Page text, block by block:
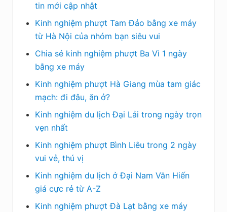
tin mới cập nhật
Kinh nghiệm phượt Tam Đảo bằng xe máy
từ Hà Nội của nhóm bạn siêu vui
Chia sẻ kinh nghiệm phượt Ba Vì 1 ngày
bằng xe máy
Kinh nghiệm phượt Hà Giang mùa tam giác
mạch: đi đâu, ăn ở?
Kinh nghiệm du lịch Đại Lải trong ngày trọn
vẹn nhất
Kinh nghiệm phượt Bình Liêu trong 2 ngày
vui vẻ, thú vị
Kinh nghiệm du lịch ở Đại Nam Văn Hiến
giá cực rẻ từ A-Z
Kinh nghiệm phượt Đà Lạt bằng xe máy